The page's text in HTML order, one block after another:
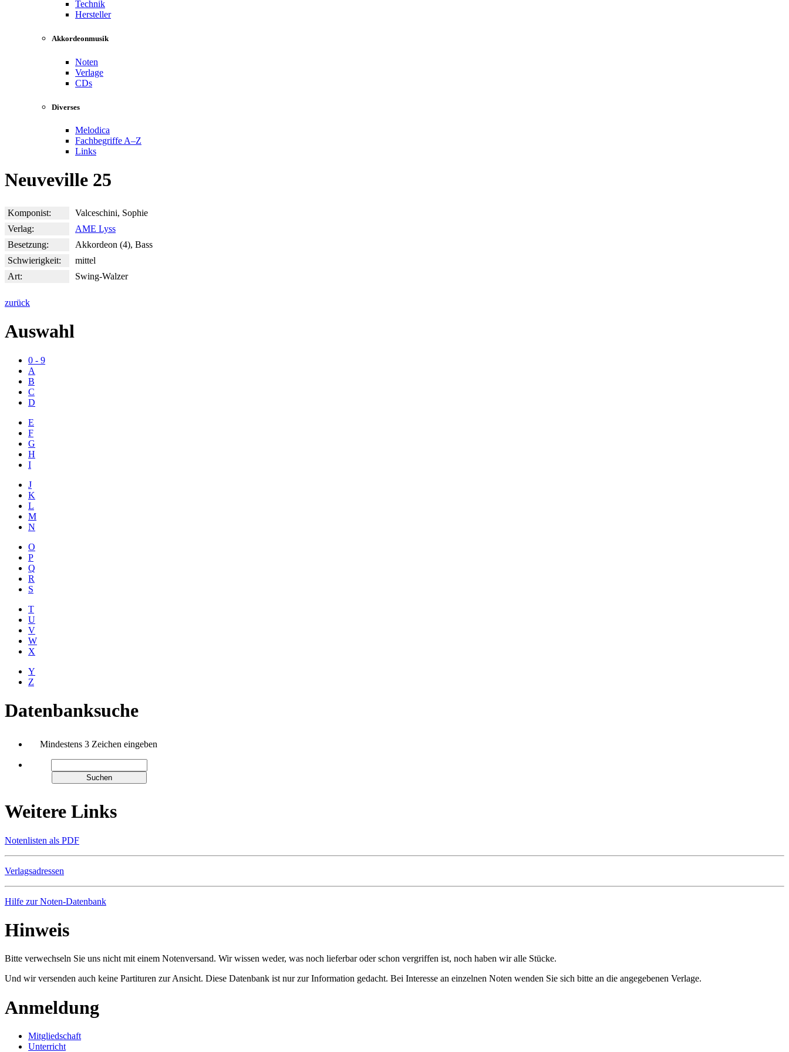
Technik
Hersteller
Akkordeonmusik
Noten
Verlage
CDs
Diverses
Melodica
Fachbegriffe A–Z
Links
Neuveville 25
Komponist:
Valceschini, Sophie
Verlag:
AME Lyss
Besetzung:
Akkordeon (4), Bass
Schwierigkeit:
mittel
Art:
Swing-Walzer
zurück
Auswahl
0 - 9
A
B
C
D
E
F
G
H
I
J
K
L
M
N
O
P
Q
R
S
T
U
V
W
X
Y
Z
Datenbanksuche
Mindestens 3 Zeichen eingeben
Weitere Links
Notenlisten als PDF
Verlagsadressen
Hilfe zur Noten-Datenbank
Hinweis
Bitte verwechseln Sie uns nicht mit einem Notenversand. Wir wissen weder, was noch lieferbar oder schon vergriffen ist, noch haben wir alle Stücke.
Und wir versenden auch keine Partituren zur Ansicht. Diese Datenbank ist nur zur Information gedacht. Bei Interesse an einzelnen Noten wenden Sie sich bitte an die angegebenen Verlage.
Anmeldung
Mitgliedschaft
Unterricht